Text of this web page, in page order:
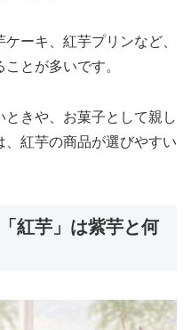
ーキ、紅芋プリンなど、
とが多いです。
ときや、お菓子として親し
紅芋の商品が選びやすい
紅芋」は紫芋と何